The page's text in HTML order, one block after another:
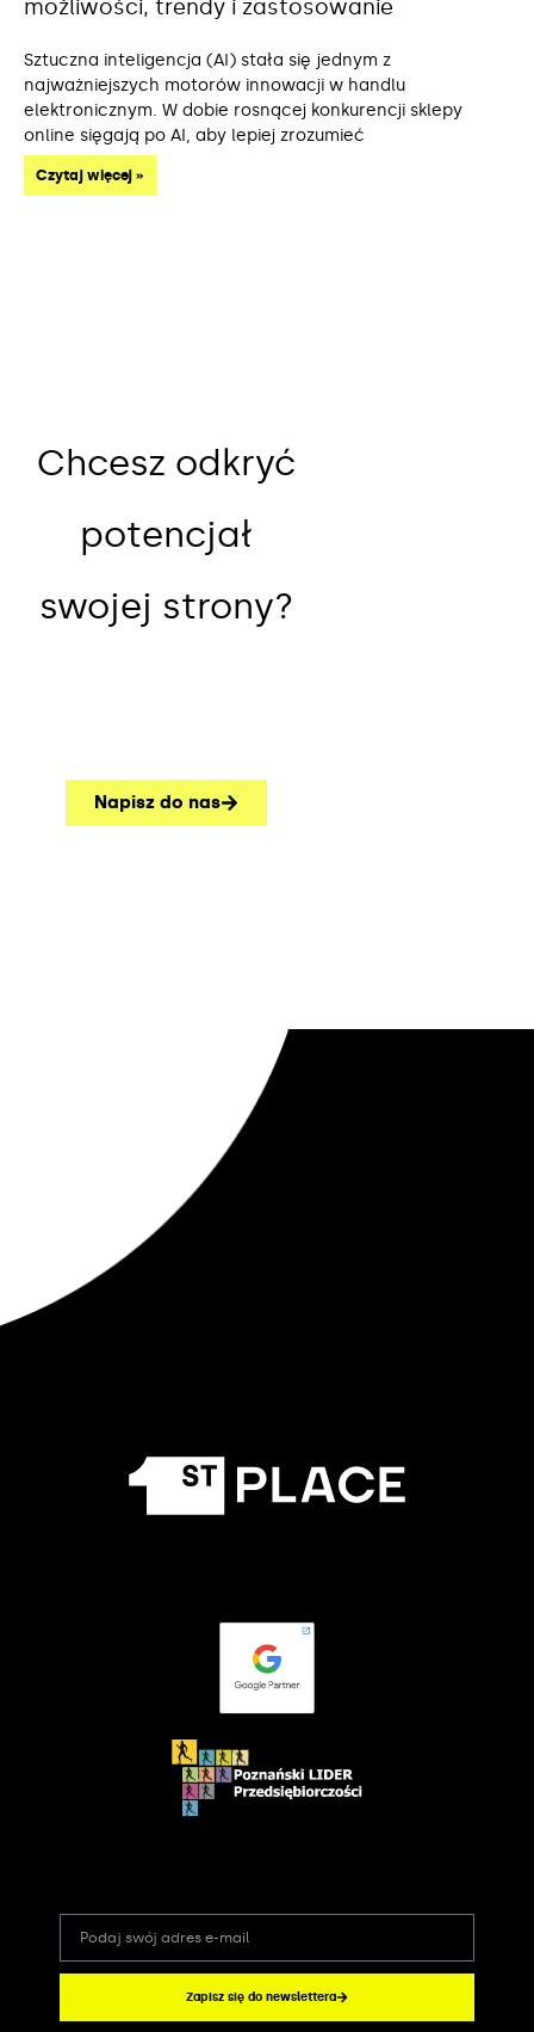
możliwości, trendy i zastosowanie
Sztuczna inteligencja (AI) stała się jednym z
najważniejszych motorów innowacji w handlu
elektronicznym. W dobie rosnącej konkurencji sklepy
online sięgają po AI, aby lepiej zrozumieć
Czytaj więcej »
Chcesz odkryć
potencjał
swojej strony?
Napisz do nas
Zapisz się do newslettera